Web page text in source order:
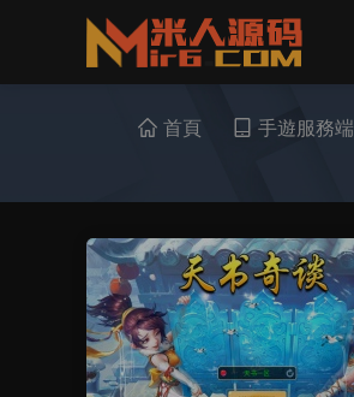
首頁 手遊服務端